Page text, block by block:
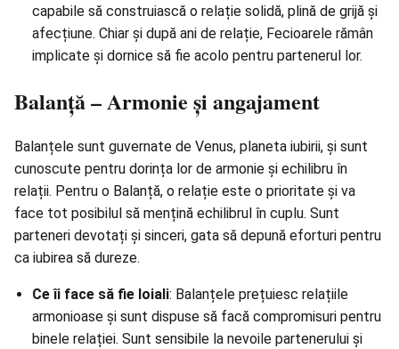
capabile să construiască o relație solidă, plină de grijă și
afecțiune. Chiar și după ani de relație, Fecioarele rămân
implicate și dornice să fie acolo pentru partenerul lor.
Balanță – Armonie și angajament
Balanțele sunt guvernate de Venus, planeta iubirii, și sunt
cunoscute pentru dorința lor de armonie și echilibru în
relații. Pentru o Balanță, o relație este o prioritate și va
face tot posibilul să mențină echilibrul în cuplu. Sunt
parteneri devotați și sinceri, gata să depună eforturi pentru
ca iubirea să dureze.
Ce îi face să fie loiali: Balanțele prețuiesc relațiile
armonioase și sunt dispuse să facă compromisuri pentru
binele relației. Sunt sensibile la nevoile partenerului și